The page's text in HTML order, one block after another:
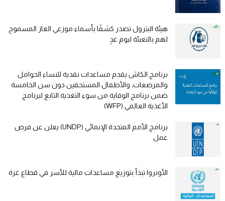
هيئة البترول تصدر كشفًا بأسماء موزعي الغاز المسموح
لهم بالتعبئة ليوم غدٍ
برنامج الكاش يقدم مساعدات نقدية للنساء الحوامل
والمرضعات، والأطفال المستحقين دون سن الخامسة
ضمن برنامج الوقاية من سوء التغذية التابع لبرنامج
الأغذية العالمي (WFP)
برنامج الأمم المتحدة الإنمائي (UNDP) يعلن عن فرص
عمل
الأونروا تبدأ بتوزيع مساعدات مالية للأسر في قطاع غزة